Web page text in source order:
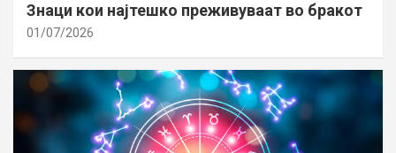
Знаци кои најтешко преживуваат во бракот
01/07/2026